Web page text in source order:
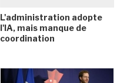
L'administration adopte
l'IA, mais manque de
coordination